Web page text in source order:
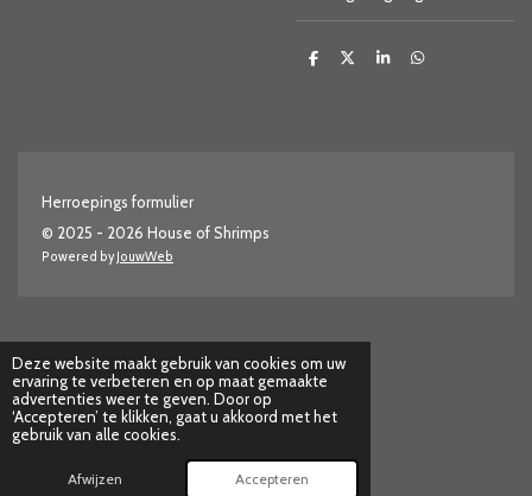
Deze website maakt gebruik van cookies om uw
ervaring te verbeteren en op maat gemaakte
advertenties weer te geven. Door op
‘Accepteren’ te klikken, gaat u akkoord met het
gebruik van alle cookies.
Afwijzen Accepteren
D
D
S
D
Herroepings formulier
© 2025 - 2026 House of Shrimps
Powered by JouwWeb